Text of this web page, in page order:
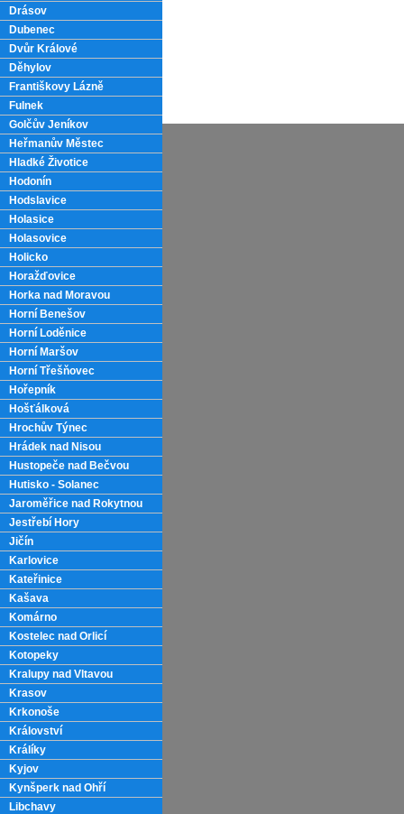
Drásov
Dubenec
Dvůr Králové
Děhylov
Františkovy Lázně
Fulnek
Golčův Jeníkov
Heřmanův Městec
Hladké Životice
Hodonín
Hodslavice
Holasice
Holasovice
Holicko
Horažďovice
Horka nad Moravou
Horní Benešov
Horní Loděnice
Horní Maršov
Horní Třešňovec
Hořepník
Hošťálková
Hrochův Týnec
Hrádek nad Nisou
Hustopeče nad Bečvou
Hutisko - Solanec
Jaroměřice nad Rokytnou
Jestřebí Hory
Jičín
Karlovice
Kateřinice
Kašava
Komárno
Kostelec nad Orlicí
Kotopeky
Kralupy nad Vltavou
Krasov
Krkonoše
Království
Králíky
Kyjov
Kynšperk nad Ohří
Libchavy